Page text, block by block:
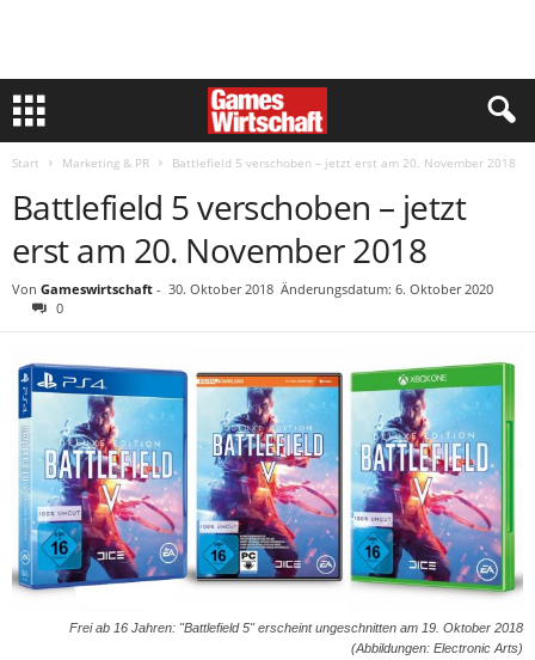
Start Marketing & PR Battlefield 5 verschoben – jetzt erst am 20. November 2018
Battlefield 5 verschoben – jetzt
erst am 20. November 2018
Von Gameswirtschaft - 30. Oktober 2018 Änderungsdatum: 6. Oktober 2020
0
Frei ab 16 Jahren: "Battlefield 5" erscheint ungeschnitten am 19. Oktober 2018
(Abbildungen: Electronic Arts)